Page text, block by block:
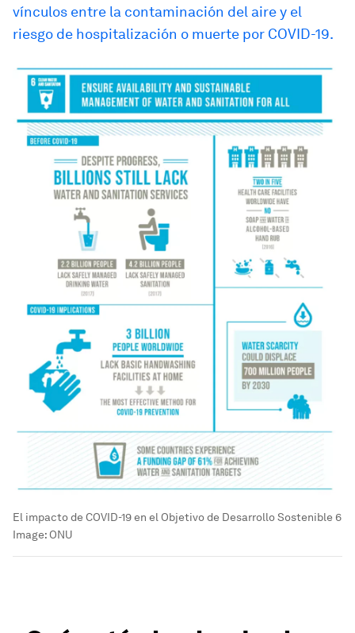
vínculos entre la contaminación del aire y el
riesgo de hospitalización o muerte por COVID-19.
El impacto de COVID-19 en el Objetivo de Desarrollo Sostenible 6
Image: ONU